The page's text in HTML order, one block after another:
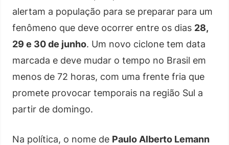
alertam a população para se preparar para um
fenômeno que deve ocorrer entre os dias 28,
29 e 30 de junho. Um novo ciclone tem data
marcada e deve mudar o tempo no Brasil em
menos de 72 horas, com uma frente fria que
promete provocar temporais na região Sul a
partir de domingo.
Na política, o nome de Paulo Alberto Lemann